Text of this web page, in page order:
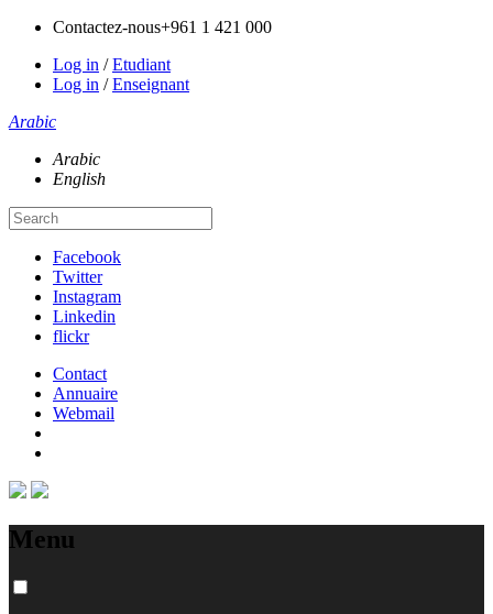
Contactez-nous+961 1 421 000
Log in /Etudiant
Log in /Enseignant
Arabic
Arabic
English
Facebook
Twitter
Instagram
Linkedin
flickr
Contact
Annuaire
Webmail
Menu